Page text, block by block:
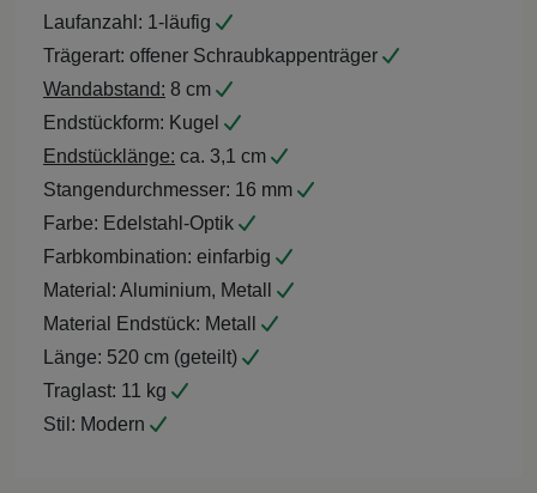
Laufanzahl: 1-läufig
Trägerart: offener Schraubkappenträger
Wandabstand: 8 cm
Endstückform: Kugel
Endstücklänge: ca. 3,1 cm
Stangendurchmesser: 16 mm
Farbe: Edelstahl-Optik
Farbkombination: einfarbig
Material: Aluminium, Metall
Material Endstück: Metall
Länge: 520 cm (geteilt)
Traglast: 11 kg
Stil: Modern